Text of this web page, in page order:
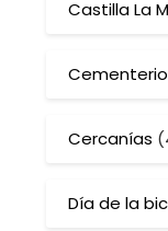
Castilla La
Cementerio
Cercanías
Día de la